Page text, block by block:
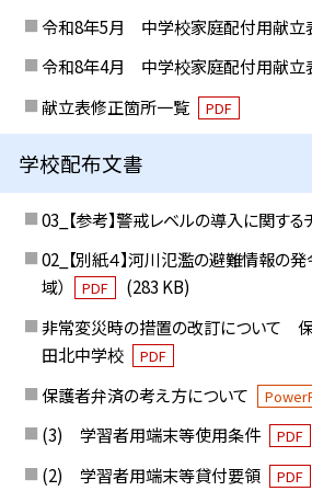
令和8年5月 中学校家庭配付用献立
令和8年4月 中学校家庭配付用献立
献立表修正箇所一覧 PDF
学校配布文書
03_【参考】警戒レベルの導入に関する
02_【別紙４】河川氾濫の避難情報の
域）
PDF
(283 KB)
非常変災時の措置の改訂について
田北中学校
PDF
保護者弁済の考え方について
(3) 学習者用端末等使用条件 PDF
(2) 学習者用端末等貸付要領 PDF